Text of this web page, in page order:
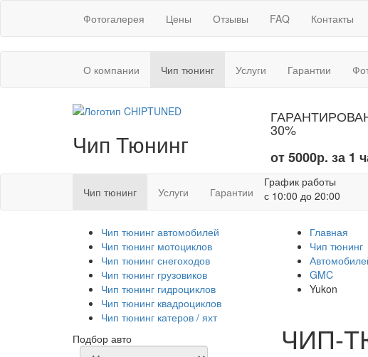
Фотогалерея Цены Отзывы FAQ Контакты
О компании Чип тюнинг(текущая)
Услуги Гарантии
Чип Тюнинг
30%
от 5000р. за 1
Чип тюнинг(текущая)
Услуги Гарантии
График работы
с 10:00 до 20:00
Чип тюнинг автомобилей
Чип тюнинг мотоциклов
Чип тюнинг снегоходов
Чип тюнинг грузовиков
Чип тюнинг гидроциклов
Чип тюнинг квадроциклов
Чип тюнинг катеров / яхт
Подбор авто
Главная
Чип тюнинг
GMC
Yukon
ЧИП-